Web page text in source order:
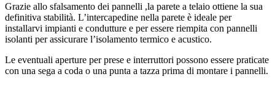
Grazie allo sfalsamento dei pannelli ,la parete a telaio ottiene la sua
definitiva stabilità. L’intercapedine nella parete è ideale per
installarvi impianti e condutture e per essere riempita con pannelli
isolanti per assicurare l’isolamento termico e acustico.
Le eventuali aperture per prese e interruttori possono essere praticate
con una sega a coda o una punta a tazza prima di montare i pannelli.